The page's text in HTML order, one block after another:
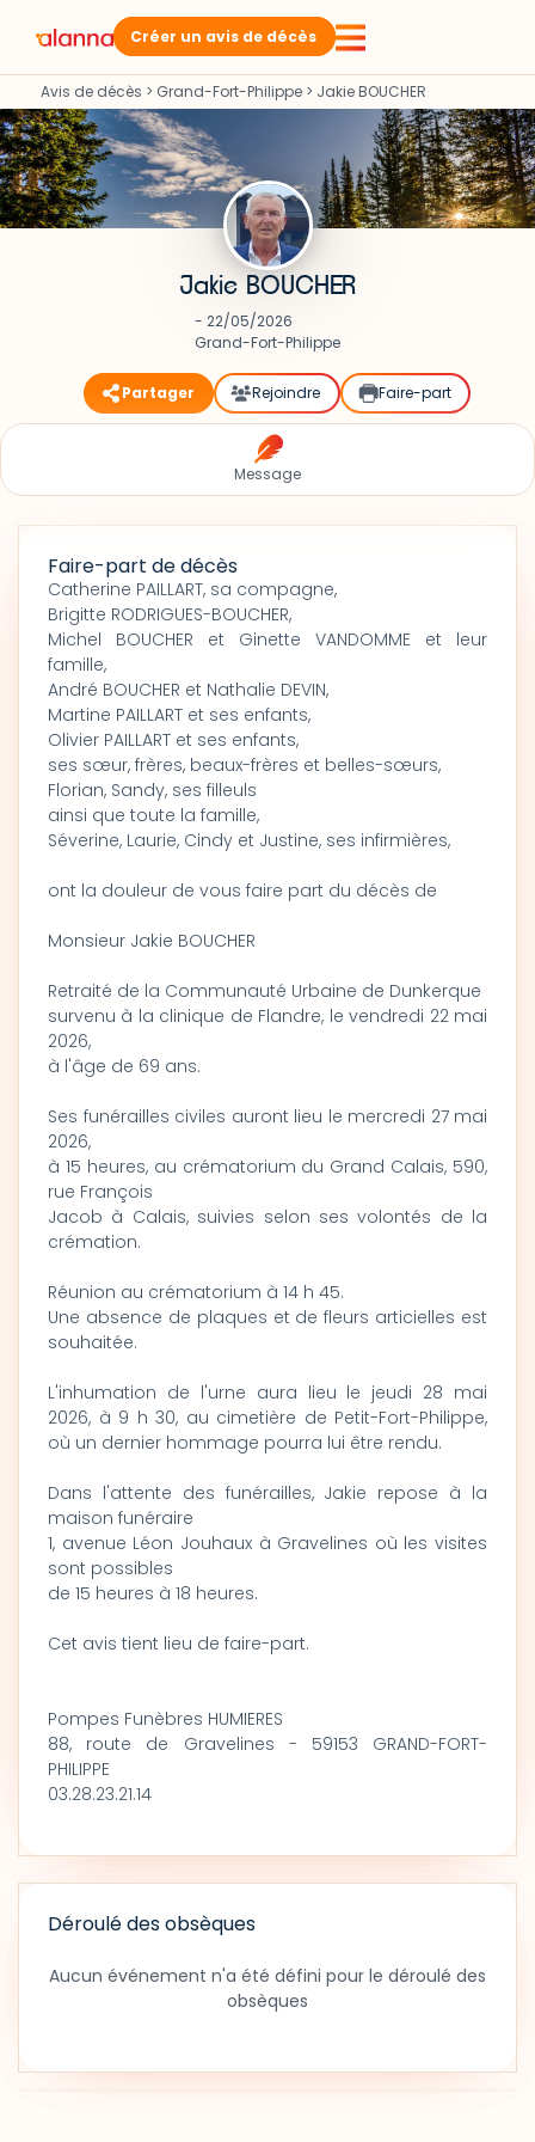
Créer un avis de décès
Avis de décès > Grand-Fort-Philippe > Jakie BOUCHER
Jakie BOUCHER
- 22/05/2026
Grand-Fort-Philippe
Partager Rejoindre Faire-part
Message
Faire-part de décès
Catherine PAILLART, sa compagne,
Brigitte RODRIGUES-BOUCHER,
Michel BOUCHER et Ginette VANDOMME et leur
famille,
André BOUCHER et Nathalie DEVIN,
Martine PAILLART et ses enfants,
Olivier PAILLART et ses enfants,
ses sœur, frères, beaux-frères et belles-sœurs,
Florian, Sandy, ses filleuls
ainsi que toute la famille,
Séverine, Laurie, Cindy et Justine, ses infirmières,
ont la douleur de vous faire part du décès de
Monsieur Jakie BOUCHER
Retraité de la Communauté Urbaine de Dunkerque
survenu à la clinique de Flandre, le vendredi 22 mai
2026,
à l'âge de 69 ans.
Ses funérailles civiles auront lieu le mercredi 27 mai
2026,
à 15 heures, au crématorium du Grand Calais, 590,
rue François
Jacob à Calais, suivies selon ses volontés de la
crémation.
Réunion au crématorium à 14 h 45.
Une absence de plaques et de fleurs articielles est
souhaitée.
L'inhumation de l'urne aura lieu le jeudi 28 mai
2026, à 9 h 30, au cimetière de Petit-Fort-Philippe,
où un dernier hommage pourra lui être rendu.
Dans l'attente des funérailles, Jakie repose à la
maison funéraire
1, avenue Léon Jouhaux à Gravelines où les visites
sont possibles
de 15 heures à 18 heures.
Cet avis tient lieu de faire-part.
Pompes Funèbres HUMIERES
88, route de Gravelines - 59153 GRAND-FORT-
PHILIPPE
03.28.23.21.14
Déroulé des obsèques
Aucun événement n'a été défini pour le déroulé des
obsèques